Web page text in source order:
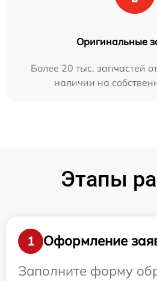
Оригинальные
Более 20 тыс. запчастей
наличии на
Этапы
1
Оформление
Заполните форму